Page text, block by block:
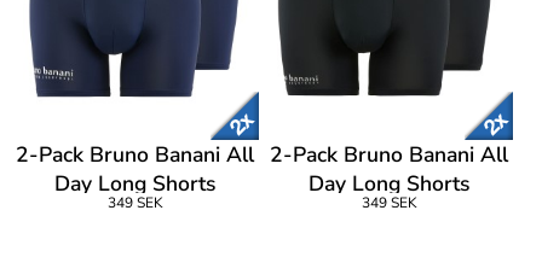
2-Pack Bruno Banani All
Day Long Shorts
349 SEK
2-Pack Bruno Banani All
Day Long Shorts
349 SEK